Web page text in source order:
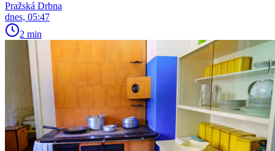
Pražská Drbna
dnes, 05:47
2 min